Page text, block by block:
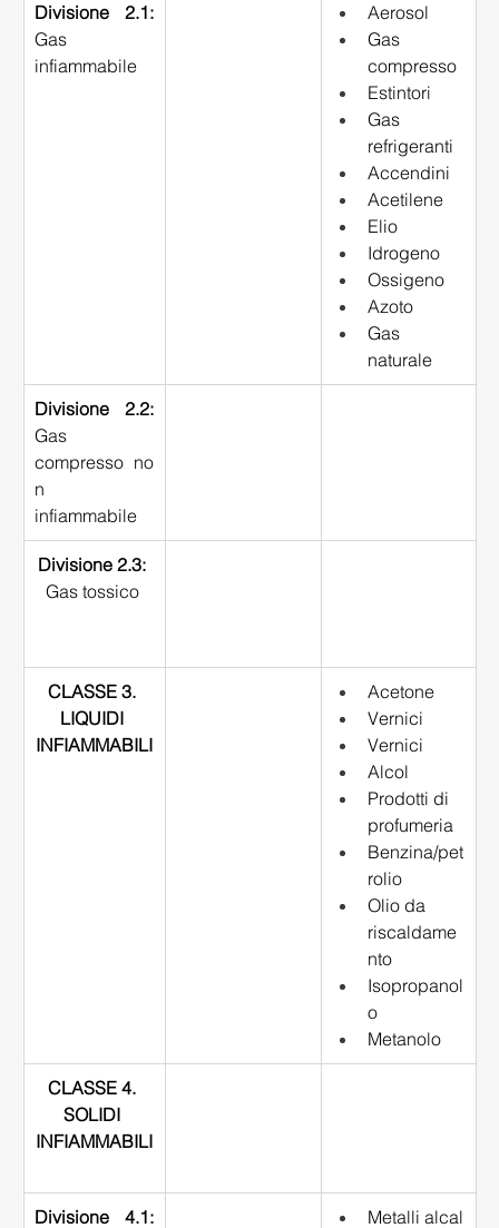
Divisione 2.1:
Gas
infiammabile
Aerosol
Gas
compresso
Estintori
Gas
refrigeranti
Accendini
Acetilene
Elio
Idrogeno
Ossigeno
Azoto
Gas
naturale
Divisione 2.2:
Gas
compresso no
n
infiammabile
Divisione 2.3:
Gas tossico
CLASSE 3.
LIQUIDI
INFIAMMABILI
Acetone
Vernici
Vernici
Alcol
Prodotti di
profumeria
Benzina/pet
rolio
Olio da
riscaldame
nto
Isopropanol
o
Metanolo
CLASSE 4.
SOLIDI
INFIAMMABILI
Divisione 4.1:
Metalli alcal